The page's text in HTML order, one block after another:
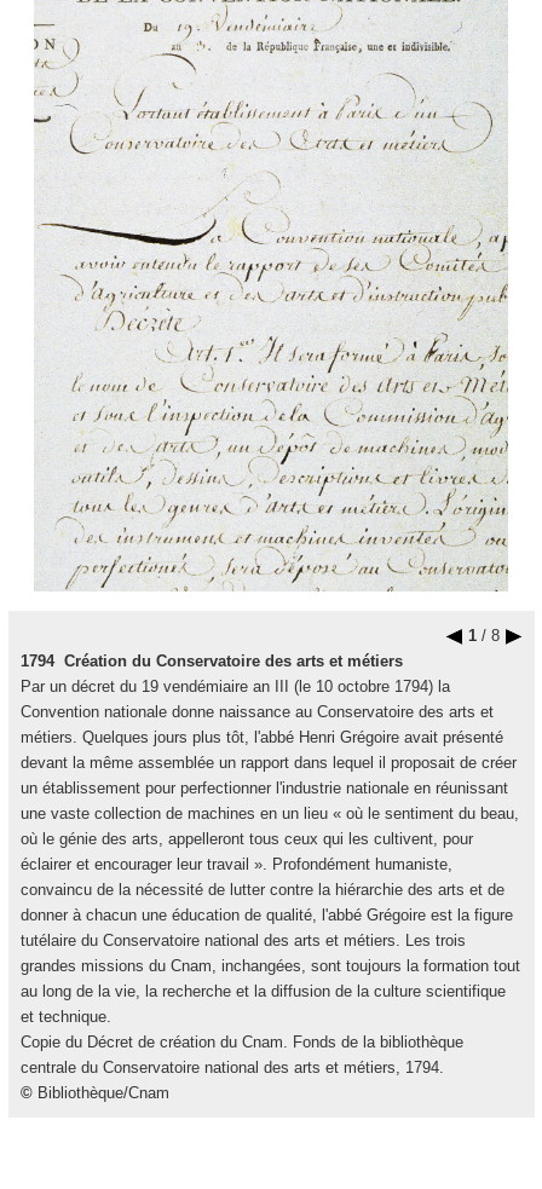
1/ 8
1794  Création du Conservatoire des arts et métiers
Par un décret du 19 vendémiaire an III (le 10 octobre 1794) la
Convention nationale donne naissance au Conservatoire des arts et
métiers. Quelques jours plus tôt, l'abbé Henri Grégoire avait présenté
devant la même assemblée un rapport dans lequel il proposait de créer
un établissement pour perfectionner l'industrie nationale en réunissant
une vaste collection de machines en un lieu « où le sentiment du beau,
où le génie des arts, appelleront tous ceux qui les cultivent, pour
éclairer et encourager leur travail ». Profondément humaniste,
convaincu de la nécessité de lutter contre la hiérarchie des arts et de
donner à chacun une éducation de qualité, l'abbé Grégoire est la figure
tutélaire du Conservatoire national des arts et métiers. Les trois
grandes missions du Cnam, inchangées, sont toujours la formation tout
au long de la vie, la recherche et la diffusion de la culture scientifique
et technique.
Copie du Décret de création du Cnam. Fonds de la bibliothèque
centrale du Conservatoire national des arts et métiers, 1794.
©Bibliothèque/Cnam